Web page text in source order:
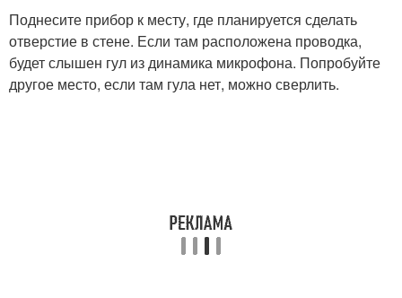
Поднесите прибор к месту, где планируется сделать
отверстие в стене. Если там расположена проводка,
будет слышен гул из динамика микрофона. Попробуйте
другое место, если там гула нет, можно сверлить.